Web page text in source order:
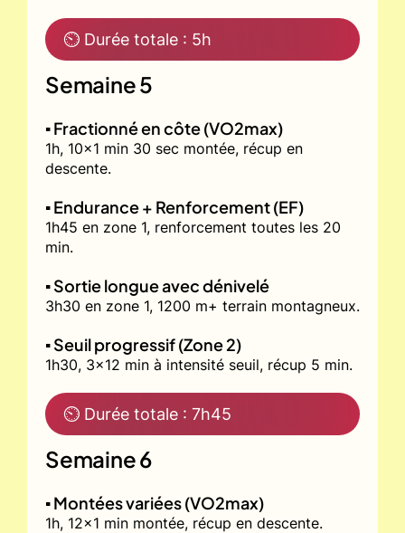
⏲ Durée totale : 5h
Semaine 5
▪️ Fractionné en côte (VO2max)
1h, 10x1 min 30 sec montée, récup en
descente.
▪️ Endurance + Renforcement (EF)
1h45 en zone 1, renforcement toutes les 20
min.
▪️ Sortie longue avec dénivelé
3h30 en zone 1, 1200 m+ terrain montagneux.
▪️ Seuil progressif (Zone 2)
1h30, 3x12 min à intensité seuil, récup 5 min.
⏲ Durée totale : 7h45
Semaine 6
▪️ Montées variées (VO2max)
1h, 12x1 min montée, récup en descente.